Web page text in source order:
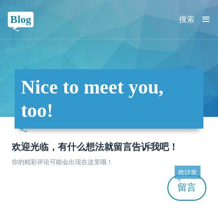
Blog ≡
搜索
Nice to meet you,
too!
欢迎光临，有什么想法就留言告诉我吧！
你的精彩评论可能会出现在这里哦！
留言
抢沙发